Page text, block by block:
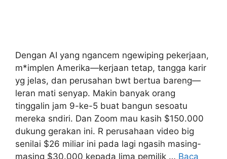
Dengan AI yang ngancem ngewiping pekerjaan,
m*implen Amerika—kerjaan tetap, tangga karir
yg jelas, dan perusahan bwt bertua bareng—
leran mati senyap. Makin banyak orang
tinggalin jam 9-ke-5 buat bangun sesoatu
mereka sndiri. Dan Zoom mau kasih $150.000
dukung gerakan ini. R perusahaan video big